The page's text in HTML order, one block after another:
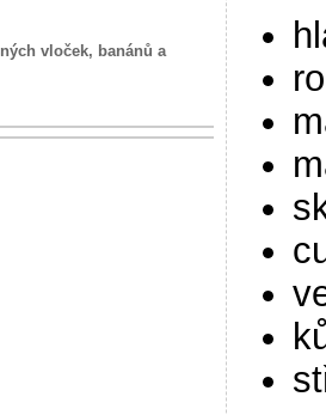
vloček, banánů a